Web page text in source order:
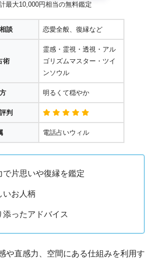
最大10,000円相当の無料鑑定
談 恋愛全般、復縁など
術
霊感・霊視・透視・アル
ゴリズムマスター・ツイ
ンソウル
明るくて穏やか
判
電話占いウィル
で片思いや復縁を鑑定
いお人柄
添ったアドバイス
や直感力、空間にある仕組みを利用す